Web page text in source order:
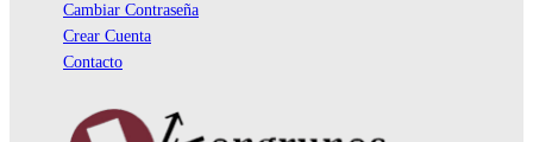
Cambiar Contraseña
Crear Cuenta
Contacto